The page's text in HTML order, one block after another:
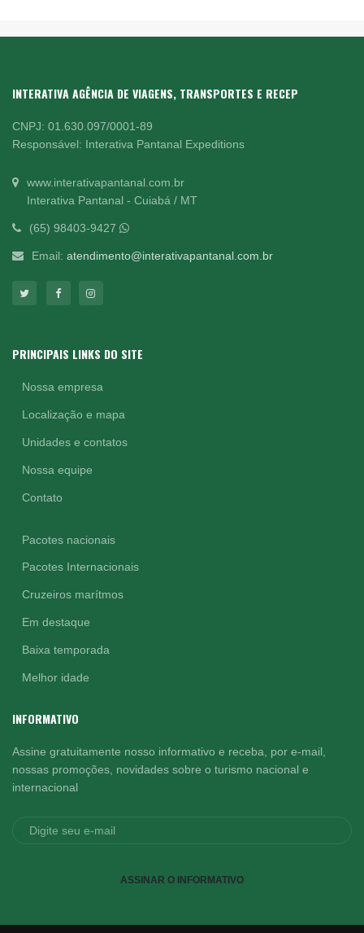
INTERATIVA AGÊNCIA DE VIAGENS, TRANSPORTES E RECEP
CNPJ: 01.630.097/0001-89
Responsável: Interativa Pantanal Expeditions
www.interativapantanal.com.br
Interativa Pantanal - Cuiabá / MT
(65) 98403-9427
Email: atendimento@interativapantanal.com.br
PRINCIPAIS LINKS DO SITE
Nossa empresa
Localização e mapa
Unidades e contatos
Nossa equipe
Contato
Pacotes nacionais
Pacotes Internacionais
Cruzeiros marítmos
Em destaque
Baixa temporada
Melhor idade
INFORMATIVO
Assine gratuitamente nosso informativo e receba, por e-mail,
nossas promoções, novidades sobre o turismo nacional e
internacional
ASSINAR O INFORMATIVO